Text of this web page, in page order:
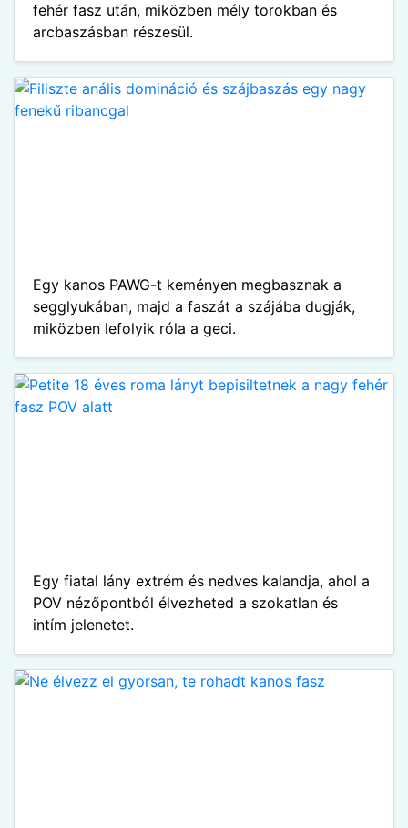
fehér fasz után, miközben mély torokban és
arcbaszásban részesül.
Egy kanos PAWG-t keményen megbasznak a
segglyukában, majd a faszát a szájába dugják,
miközben lefolyik róla a geci.
Egy fiatal lány extrém és nedves kalandja, ahol a
POV nézőpontból élvezheted a szokatlan és
intím jelenetet.